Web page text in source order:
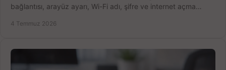
bağlantısı, arayüz ayarı, Wi-Fi adı, şifre ve internet açma
4 Temmuz 2026